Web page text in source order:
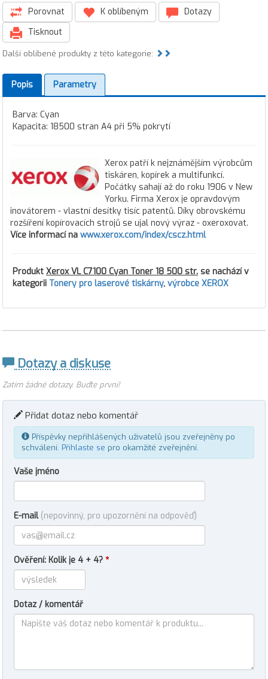
Porovnat K oblíbeným
Dotazy
Tisknout
Další oblíbené produkty z této kategorie:
Popis Parametry
Barva: Cyan
Kapacita: 18500 stran A4 při 5% pokrytí
Xerox patří k nejznámějším výrobcům
tiskáren, kopírek a multifunkcí.
Počátky sahají až do roku 1906 v New
Yorku. Firma Xerox je opravdovým
inovátorem - vlastní desítky tisíc patentů. Díky obrovskému
rozšíření kopírovacích strojů se ujal nový výraz - oxeroxovat.
Více informací na www.xerox.com/index/cscz.html
Produkt Xerox VL C7100 Cyan Toner 18 500 str. se nachází v
kategorii Tonery pro laserové tiskárny, výrobce XEROX
Dotazy a diskuse
Zatím žádné dotazy. Buďte první!
Přidat dotaz nebo komentář
Příspěvky nepřihlášených uživatelů jsou zveřejněny po
schválení. Přihlaste se pro okamžité zveřejnění.
Vaše jméno
E-mail (nepovinný, pro upozornění na odpověď)
Ověření: Kolik je 4 + 4? *
Dotaz / komentář